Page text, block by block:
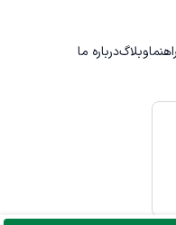
راهنماوبلاگدرباره ما